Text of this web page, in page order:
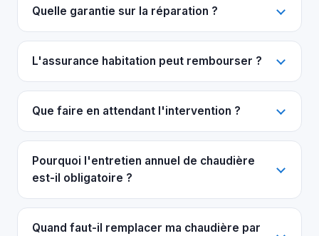
Quelle garantie sur la réparation ?
L'assurance habitation peut rembourser ?
Que faire en attendant l'intervention ?
Pourquoi l'entretien annuel de chaudière
est-il obligatoire ?
Quand faut-il remplacer ma chaudière par